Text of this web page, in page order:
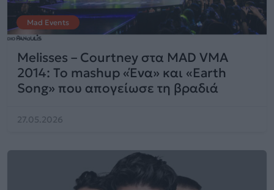
Mad Events
Melisses – Courtney στα MAD VMA
2014: Το mashup «Ένα» και «Earth
Song» που απογείωσε τη βραδιά
27.05.2026